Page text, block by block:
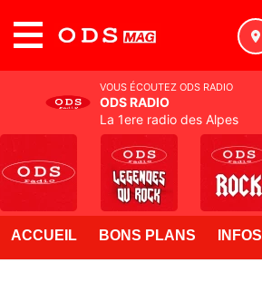
ACCUEIL BONS PLANS INFOS
VOUS ÉCOUTEZ ODS RADIO
ODS RADIO
La 1ere radio des Alpes